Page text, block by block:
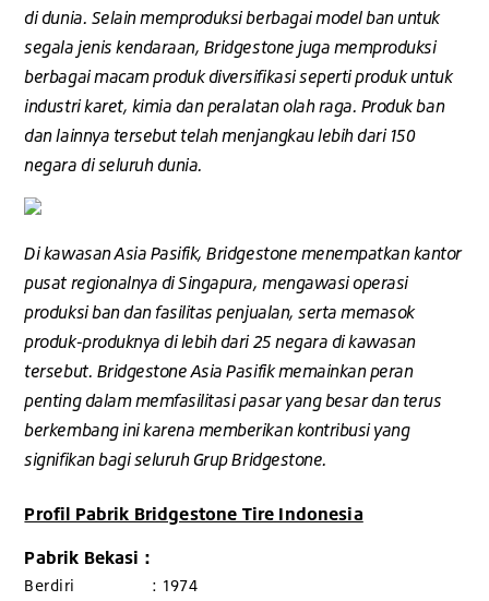
di dunia. Selain memproduksi berbagai model ban untuk
segala jenis kendaraan, Bridgestone juga memproduksi
berbagai macam produk diversifikasi seperti produk untuk
industri karet, kimia dan peralatan olah raga. Produk ban
dan lainnya tersebut telah menjangkau lebih dari 150
negara di seluruh dunia.
Di kawasan Asia Pasifik, Bridgestone menempatkan kantor
pusat regionalnya di Singapura, mengawasi operasi
produksi ban dan fasilitas penjualan, serta memasok
produk-produknya di lebih dari 25 negara di kawasan
tersebut. Bridgestone Asia Pasifik memainkan peran
penting dalam memfasilitasi pasar yang besar dan terus
berkembang ini karena memberikan kontribusi yang
signifikan bagi seluruh Grup Bridgestone.
Profil Pabrik Bridgestone Tire Indonesia
Pabrik Bekasi :
Berdiri : 1974